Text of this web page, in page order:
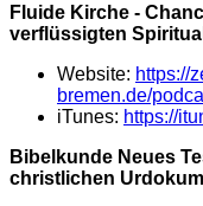
Fluide Kirche -
verflüssigten
Website: https://
bremen.de/
iTunes: https://
Bibelkunde Neues
christlichen